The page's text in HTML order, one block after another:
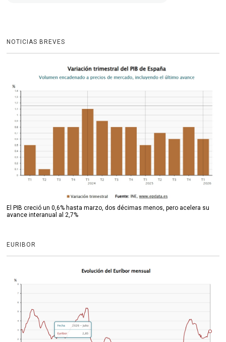
NOTICIAS BREVES
El PIB creció un 0,6% hasta marzo, dos décimas menos, pero acelera su
avance interanual al 2,7%
EURIBOR